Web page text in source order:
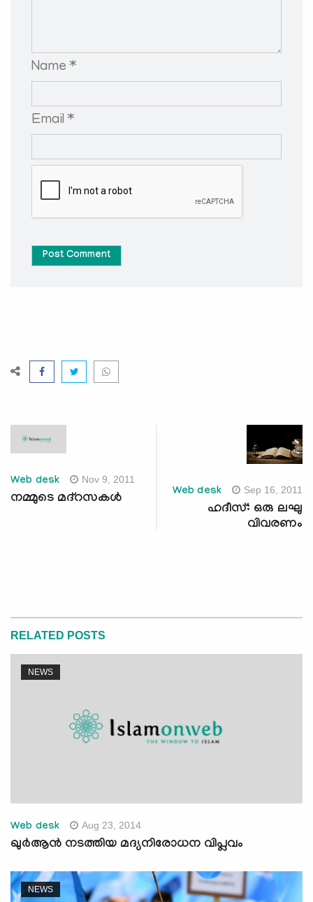
Name *
Email *
Post Comment
Web desk Nov 9, 2011
നമ്മുടെ മദ്‌റസകള്‍
Web desk Sep 16, 2011
ഹദീസ്: ഒരു ലഘു
വിവരണം
RELATED POSTS
NEWS
Web desk Aug 23, 2014
ഖുര്‍ആന്‍ നടത്തിയ മദ്യനിരോധന വിപ്ലവം
NEWS